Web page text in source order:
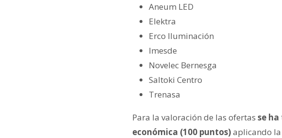
Aneum LED
Elektra
Erco Iluminación
Imesde
Novelec Bernesga
Saltoki Centro
Trenasa
Para la valoración de las ofertas se
económica (100 puntos)aplicando